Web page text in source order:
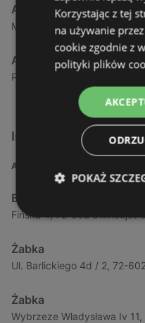
Action
Mieszka, I63, 70-011
Action
Południowa 18, 71-001
Inne sklepy
ADRES
Biedronka
Fińska 4, 72-602 Świnoujście
Żabka
Ul. Barlickiego 4d / 2, 72-
Żabka
Wybrzeze Władysława Iv
Korzystając z tej
na używanie
cookie zgodnie z
polityki plików
POKAŻ